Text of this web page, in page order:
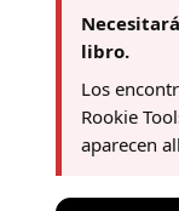
libro.
Los
Rookie
aparecen